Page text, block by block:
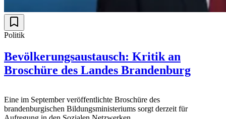
Politik
Bevölkerungsaustausch: Kritik an
Broschüre des Landes Brandenburg
Eine im September veröffentlichte Broschüre des
brandenburgischen Bildungsministeriums sorgt derzeit für